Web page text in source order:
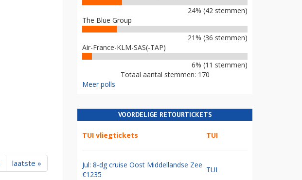
laatste »
24% (42 stemmen)
The Blue Group
21% (36 stemmen)
Air-France-KLM-SAS(-TAP)
6% (11 stemmen)
Totaal aantal stemmen: 170
Meer polls
VOORDELIGE RETOURTICKETS
TUI vliegtickets TUI
Jul: 8-dg cruise Oost Middellandse Zee
€1235
TUI